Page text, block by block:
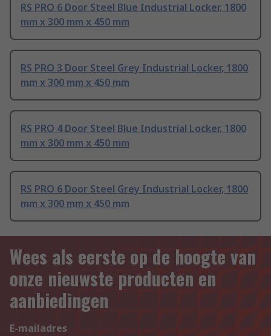
RS PRO 6 Door Steel Blue Industrial Locker, 1800
mm x 300 mm x 450 mm
RS PRO 3 Door Steel Grey Industrial Locker, 1800
mm x 300 mm x 450 mm
RS PRO 4 Door Steel Blue Industrial Locker, 1800
mm x 300 mm x 450 mm
RS PRO 6 Door Steel Grey Industrial Locker, 1800
mm x 300 mm x 450 mm
Wees als eerste op de hoogte van
onze nieuwste producten en
aanbiedingen
E-mailadres